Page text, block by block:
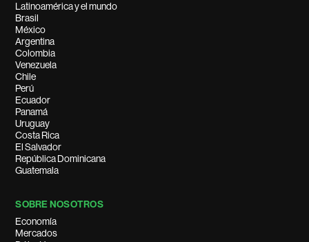
Latinoamérica y el mundo
Brasil
México
Argentina
Colombia
Venezuela
Chile
Perú
Ecuador
Panamá
Uruguay
Costa Rica
El Salvador
República Dominicana
Guatemala
SOBRE NOSOTROS
Economía
Mercados